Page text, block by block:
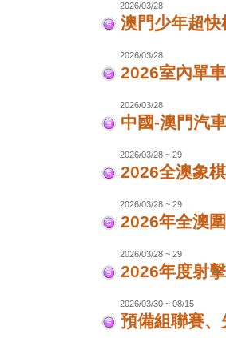
2026/03/28
澳門少年超快
2026/03/28
2026室內單
2026/03/28
中國-澳門汽
2026/03/28 ~ 29
2026全澳象
2026/03/28 ~ 29
2026年全澳
2026/03/28 ~ 29
2026年度射
2026/03/30 ~ 08/15
預備組聯賽